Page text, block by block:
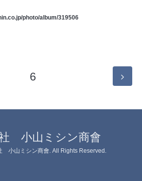
photo/album/319506
6
小山ミシン商會
小山ミシン商會. All Rights Reserved.